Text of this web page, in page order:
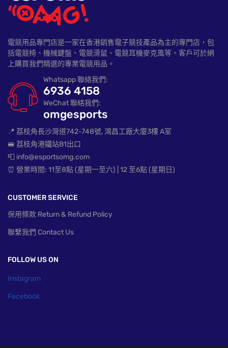
電競用品專門店是一家在香港銷售電子競技產品為主的專門店，包
括電競椅、機械鍵盤、電競滑鼠、電競耳機麥克風等。客戶可於網
上購買我們精選的專業電競用品。
Whatsapp 聯絡我們:
6936 4158
WeChat 聯絡我們:
omgesports
📍 荔枝角長沙灣道742-748號, 鴻昌工廠大廈3樓 A室
🚝 荔枝角港鐵站B1出口
📮 info@esportsomg.com
⏰ 營業時間: 11至8點 (星期一至六) | 12 至6點 (星期日)
CUSTOMER SERVICE
保用條款 Return & Refund Policy
聯繫我們 Contact Us
FOLLOW US ON
Instagram
Facebook